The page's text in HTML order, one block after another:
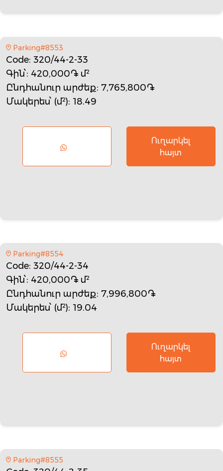
Parking#8553
Code: 320/44-2-33
Գին՝: 420,000֏ մ²
Ընդհանուր արժեք: 7,765,800֏
Մակերես՝ (մ²): 18.49
Ուղարկել
հայտ
Parking#8554
Code: 320/44-2-34
Գին՝: 420,000֏ մ²
Ընդհանուր արժեք: 7,996,800֏
Մակերես՝ (մ²): 19.04
Ուղարկել
հայտ
Parking#8555